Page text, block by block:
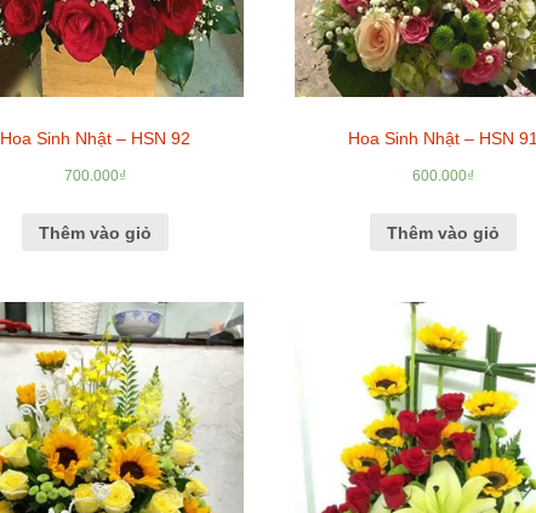
Hoa Sinh Nhật – HSN 92
700.000₫
Thêm vào giỏ
Hoa Sinh Nhật – HSN 91
600.000₫
Thêm vào giỏ